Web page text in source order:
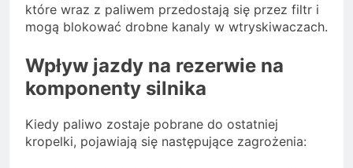
które wraz z paliwem przedostają się przez filtr i
mogą blokować drobne kanaly w wtryskiwaczach.
Wpływ jazdy na rezerwie na
komponenty silnika
Kiedy paliwo zostaje pobrane do ostatniej
kropelki, pojawiają się następujące zagrożenia: